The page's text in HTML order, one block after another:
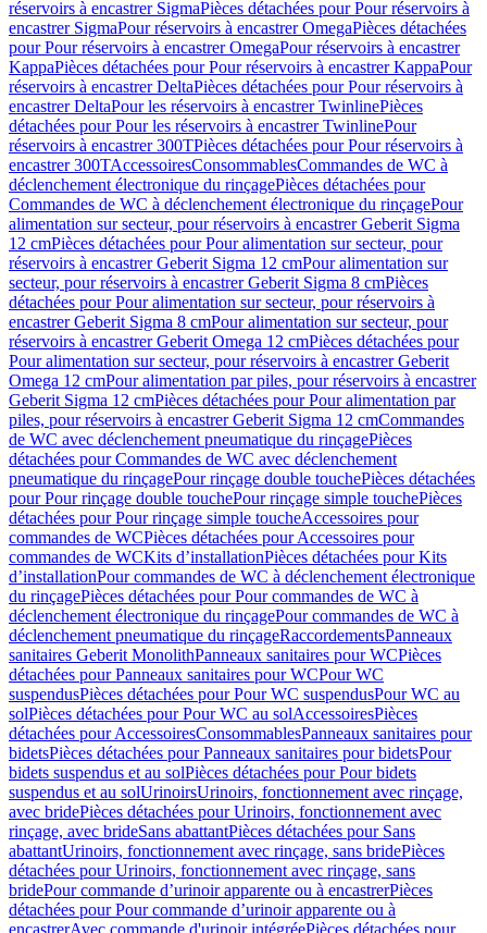
réservoirs à encastrer SigmaPièces détachées pour Pour réservoirs à
encastrer SigmaPour réservoirs à encastrer OmegaPièces détachées
pour Pour réservoirs à encastrer OmegaPour réservoirs à encastrer
KappaPièces détachées pour Pour réservoirs à encastrer KappaPour
réservoirs à encastrer DeltaPièces détachées pour Pour réservoirs à
encastrer DeltaPour les réservoirs à encastrer TwinlinePièces
détachées pour Pour les réservoirs à encastrer TwinlinePour
réservoirs à encastrer 300TPièces détachées pour Pour réservoirs à
encastrer 300TAccessoiresConsommablesCommandes de WC à
déclenchement électronique du rinçagePièces détachées pour
Commandes de WC à déclenchement électronique du rinçagePour
alimentation sur secteur, pour réservoirs à encastrer Geberit Sigma
12 cmPièces détachées pour Pour alimentation sur secteur, pour
réservoirs à encastrer Geberit Sigma 12 cmPour alimentation sur
secteur, pour réservoirs à encastrer Geberit Sigma 8 cmPièces
détachées pour Pour alimentation sur secteur, pour réservoirs à
encastrer Geberit Sigma 8 cmPour alimentation sur secteur, pour
réservoirs à encastrer Geberit Omega 12 cmPièces détachées pour
Pour alimentation sur secteur, pour réservoirs à encastrer Geberit
Omega 12 cmPour alimentation par piles, pour réservoirs à encastrer
Geberit Sigma 12 cmPièces détachées pour Pour alimentation par
piles, pour réservoirs à encastrer Geberit Sigma 12 cmCommandes
de WC avec déclenchement pneumatique du rinçagePièces
détachées pour Commandes de WC avec déclenchement
pneumatique du rinçagePour rinçage double touchePièces détachées
pour Pour rinçage double touchePour rinçage simple touchePièces
détachées pour Pour rinçage simple toucheAccessoires pour
commandes de WCPièces détachées pour Accessoires pour
commandes de WCKits d’installationPièces détachées pour Kits
d’installationPour commandes de WC à déclenchement électronique
du rinçagePièces détachées pour Pour commandes de WC à
déclenchement électronique du rinçagePour commandes de WC à
déclenchement pneumatique du rinçageRaccordementsPanneaux
sanitaires Geberit MonolithPanneaux sanitaires pour WCPièces
détachées pour Panneaux sanitaires pour WCPour WC
suspendusPièces détachées pour Pour WC suspendusPour WC au
solPièces détachées pour Pour WC au solAccessoiresPièces
détachées pour AccessoiresConsommablesPanneaux sanitaires pour
bidetsPièces détachées pour Panneaux sanitaires pour bidetsPour
bidets suspendus et au solPièces détachées pour Pour bidets
suspendus et au solUrinoirsUrinoirs, fonctionnement avec rinçage,
avec bridePièces détachées pour Urinoirs, fonctionnement avec
rinçage, avec brideSans abattantPièces détachées pour Sans
abattantUrinoirs, fonctionnement avec rinçage, sans bridePièces
détachées pour Urinoirs, fonctionnement avec rinçage, sans
bridePour commande d’urinoir apparente ou à encastrerPièces
détachées pour Pour commande d’urinoir apparente ou à
encastrerAvec commande d'urinoir intégréePièces détachées pour